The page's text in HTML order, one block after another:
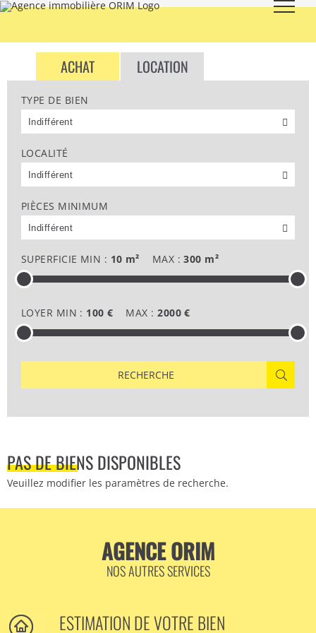
Skip
ACHAT LOCATION
TYPE DE BIEN
LOCALITÉ
PIÈCES MINIMUM
SUPERFICIE MIN : 10 m² MAX :300 m²
LOYER MIN : 100 € MAX :2000 €
RECHERCHE
PAS DE BIENS DISPONIBLES
Veuillez modifier les paramètres de recherche.
AGENCE ORIM
NOS AUTRES SERVICES
ESTIMATION DE VOTRE BIEN